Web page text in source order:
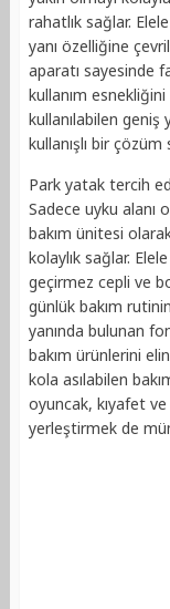
rahatlık sağlar.
yanı özelliğine
aparatı sayesinde
kullanım esnekliğini
kullanılabilen geniş
kullanışlı bir çözüm
Park yatak tercih
Sadece uyku alanı
bakım ünitesi
kolaylık sağlar.
geçirmez cepli ve
günlük bakım
yanında bulunan
bakım ürünlerini
kola asılabilen
oyuncak, kıyafet
yerleştirmek de